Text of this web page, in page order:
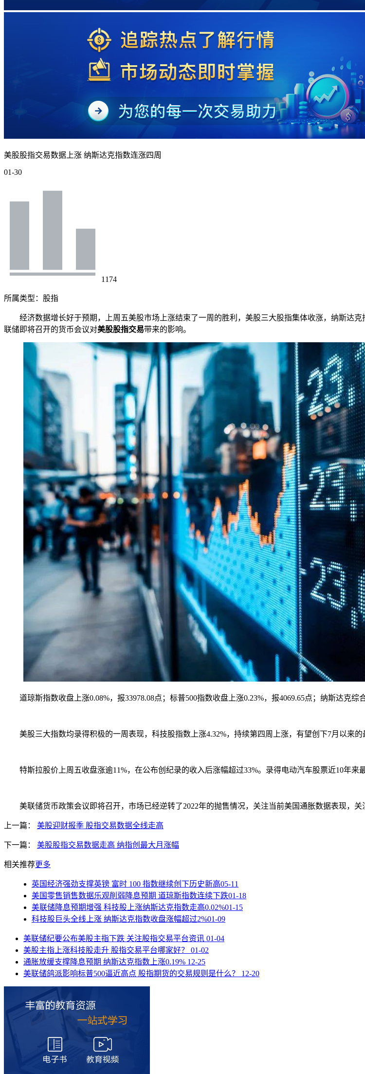
美股股指交易数据上涨 纳斯达克指数连涨四周
01-30
1174
所属类型： 股指
经济数据增长好于预期，上周五美股市场上涨结束了一周的胜利，美股三大股指集体收涨，纳斯达克
联储即将召开的货币会议对美股股指交易带来的影响。
道琼斯指数收盘上涨0.08%，报33978.08点；标普500指数收盘上涨0.23%，报4069.65点；纳斯达克综合
美股三大指数均录得积极的一周表现，科技股指数上涨4.32%，持续第四周上涨，有望创下7月以来的
特斯拉股价上周五收盘涨逾11%，在公布创纪录的收入后涨幅超过33%。录得电动汽车股票近10年来最
美联储货币政策会议即将召开，市场已经逆转了2022年的抛售情况，关注当前美国通胀数据表现，关
上一篇： 美股迎财报季 股指交易数据全线走高
下一篇： 美股股指交易数据走高 纳指创最大月涨幅
相关推荐更多
英国经济强劲支撑英镑 富时 100 指数继续创下历史新高05-11
美国零售销售数据乐观削弱降息预期 道琼斯指数连续下跌01-18
美联储降息预期增强 科技股上涨纳斯达克指数走高0.02%01-15
科技股巨头全线上涨 纳斯达克指数收盘涨幅超过2%01-09
美联储纪要公布美股主指下跌 关注股指交易平台资讯 01-04
美股主指上涨科技股走升 股指交易平台哪家好？
01-02
通胀放缓支撑降息预期 纳斯达克指数上涨0.19% 12-25
美联储鸽派影响标普500逼近高点 股指期货的交易规则是什么？
12-20